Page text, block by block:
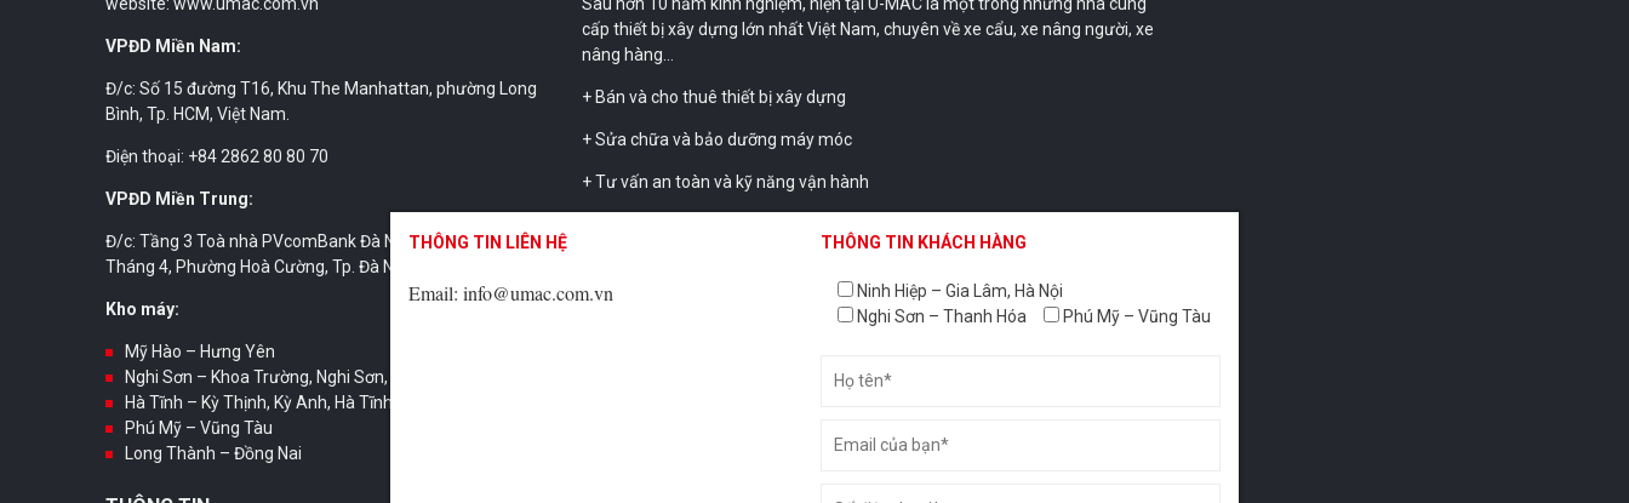
THÔNG TIN KHÁCH HÀNG
THÔNG TIN LIÊN HỆ
Email: info@umac.com.vn
THÔNG TIN KHÁCH HÀNG
THÔNG TIN LIÊN HỆ
Email: info@umac.com.vn
THÔNG TIN KHÁCH HÀNG
Ninh Hiệp – Gia Lâm, Hà Nội
Nghi Sơn – Thanh Hóa
Phú Mỹ – Vũng Tàu
THÔNG TIN LIÊN HỆ
Email: info@umac.com.vn
VPĐD Miền Nam:
Đ/c: Số 15 đường T16, Khu The Manhattan, phường Long
Bình, Tp. HCM, Việt Nam.
Điện thoại: +84 2862 80 80 70
VPĐD Miền Trung:
Đ/c: Tầng 3 Toà nhà PVcomBank Đà Nẵng, số 02 đường 30
Tháng 4, Phường Hoà Cường, Tp. Đà Nẵng, Việt Nam.
Kho máy:
Mỹ Hào – Hưng Yên
Nghi Sơn – Khoa Trường, Nghi Sơn, Thanh Hóa
Hà Tĩnh – Kỳ Thịnh, Kỳ Anh, Hà Tĩnh
Phú Mỹ – Vũng Tàu
Long Thành – Đồng Nai
cấp thiết bị xây dựng lớn nhất Việt Nam, chuyên về xe cẩu, xe nâng người, xe
nâng hàng…
+ Bán và cho thuê thiết bị xây dựng
+ Sửa chữa và bảo dưỡng máy móc
+ Tư vấn an toàn và kỹ năng vận hành
Samsung, Lọc hóa dầu Nghi Sơn, Nhiệt điện Nghi Sơn, Formosa, mỏ Núi Pháo,
Nhà máy Năng Lượng Ninh Thuận, …